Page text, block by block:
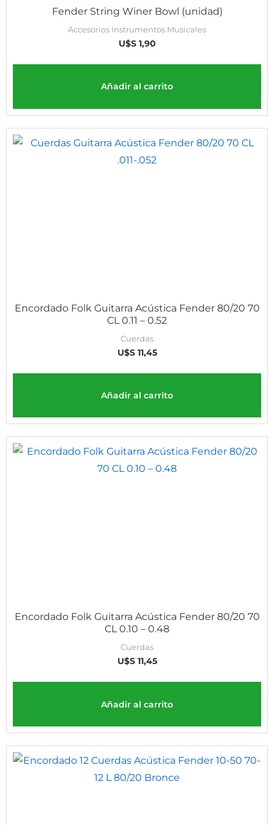
Fender String Winer Bowl (unidad)
Accesorios Instrumentos Musicales
U$S1,90
Añadir al carrito
Encordado Folk Guitarra Acústica Fender 80/20 70
CL 0.11 – 0.52
Cuerdas
U$S11,45
Añadir al carrito
Encordado Folk Guitarra Acústica Fender 80/20 70
CL 0.10 – 0.48
Cuerdas
U$S11,45
Añadir al carrito